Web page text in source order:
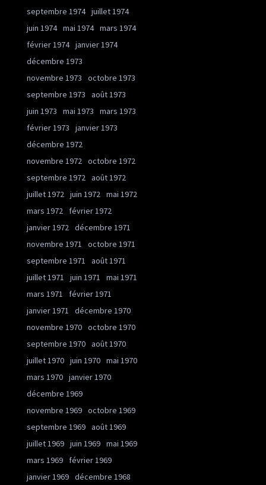
septembre 1974 juillet 1974
juin 1974 mai 1974 mars 1974
février 1974 janvier 1974
décembre 1973
novembre 1973
octobre 1973
septembre 1973
août 1973
juin 1973
mai 1973
mars 1973
février 1973
janvier 1973
décembre 1972
novembre 1972 octobre 1972
septembre 1972 août 1972
juillet 1972 juin 1972 mai 1972
mars 1972
février 1972
janvier 1972 décembre 1971
novembre 1971
octobre 1971
septembre 1971
août 1971
juillet 1971
juin 1971
mai 1971
mars 1971
février 1971
janvier 1971
décembre 1970
novembre 1970 octobre 1970
septembre 1970 août 1970
juillet 1970 juin 1970 mai 1970
mars 1970 janvier 1970
décembre 1969
novembre 1969 octobre 1969
septembre 1969 août 1969
juillet 1969 juin 1969 mai 1969
mars 1969
février 1969
janvier 1969 décembre 1968